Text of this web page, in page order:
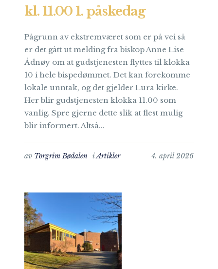
kl. 11.00 1. påskedag
Pågrunn av ekstremværet som er på vei så
er det gått ut melding fra biskop Anne Lise
Ådnøy om at gudstjenesten flyttes til klokka
10 i hele bispedømmet. Det kan forekomme
lokale unntak, og det gjelder Lura kirke.
Her blir gudstjenesten klokka 11.00 som
vanlig. Spre gjerne dette slik at flest mulig
blir informert. Altså...
4. april 2026
av Torgrim Bødalen iArtikler